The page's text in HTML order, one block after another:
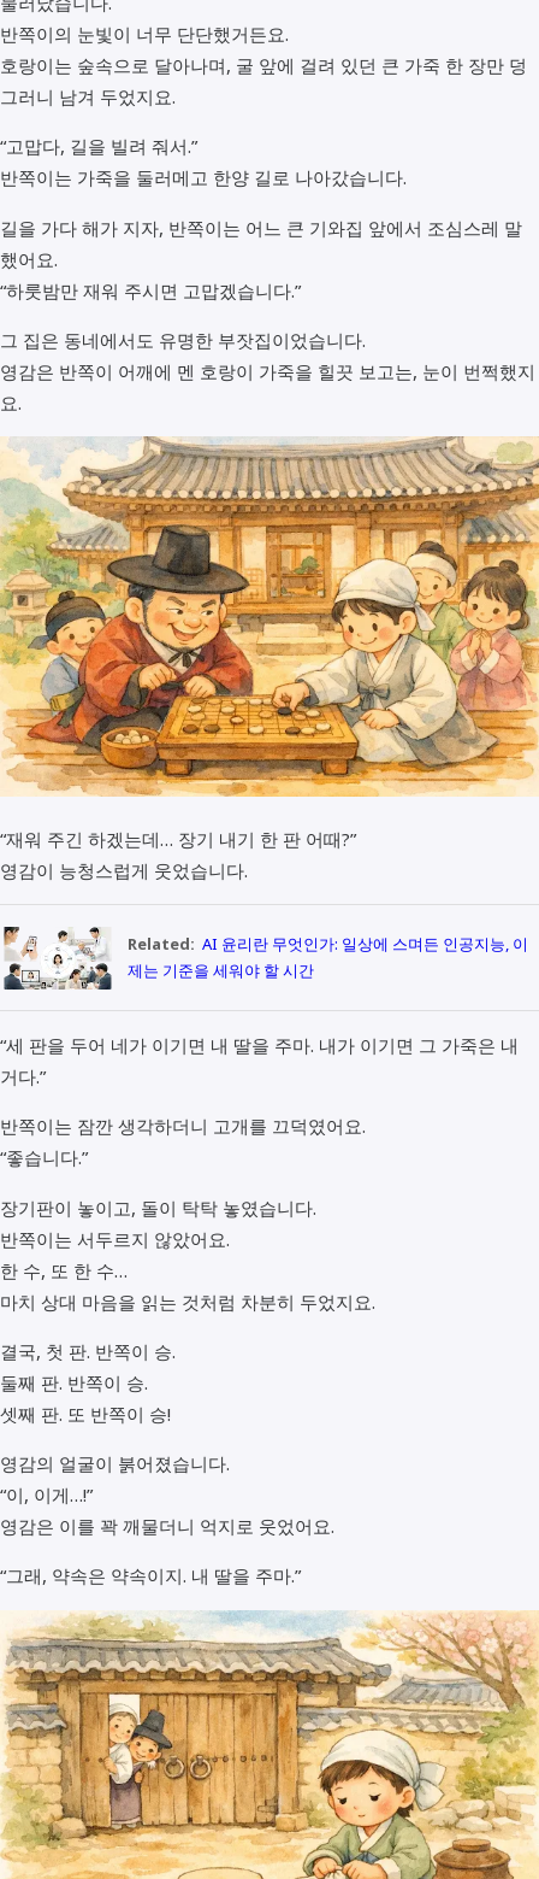
반쪽이의 눈빛이 너무 단단했거든요.
호랑이는 숲속으로 달아나며, 굴 앞에 걸려 있던 큰 가죽 한 장만 덩
그러니 남겨 두었지요.
“고맙다, 길을 빌려 줘서.”
반쪽이는 가죽을 둘러메고 한양 길로 나아갔습니다.
길을 가다 해가 지자, 반쪽이는 어느 큰 기와집 앞에서 조심스레 말
했어요.
“하룻밤만 재워 주시면 고맙겠습니다.”
그 집은 동네에서도 유명한 부잣집이었습니다.
영감은 반쪽이 어깨에 멘 호랑이 가죽을 힐끗 보고는, 눈이 번쩍했지
요.
“재워 주긴 하겠는데… 장기 내기 한 판 어때?”
영감이 능청스럽게 웃었습니다.
Related: AI 윤리란 무엇인가: 일상에 스며든 인공지능, 이
제는 기준을 세워야 할 시간
“세 판을 두어 네가 이기면 내 딸을 주마. 내가 이기면 그 가죽은 내
거다.”
반쪽이는 잠깐 생각하더니 고개를 끄덕였어요.
“좋습니다.”
장기판이 놓이고, 돌이 탁탁 놓였습니다.
반쪽이는 서두르지 않았어요.
한 수, 또 한 수…
마치 상대 마음을 읽는 것처럼 차분히 두었지요.
결국, 첫 판. 반쪽이 승.
둘째 판. 반쪽이 승.
셋째 판. 또 반쪽이 승!
영감의 얼굴이 붉어졌습니다.
“이, 이게…!”
영감은 이를 꽉 깨물더니 억지로 웃었어요.
“그래, 약속은 약속이지. 내 딸을 주마.”